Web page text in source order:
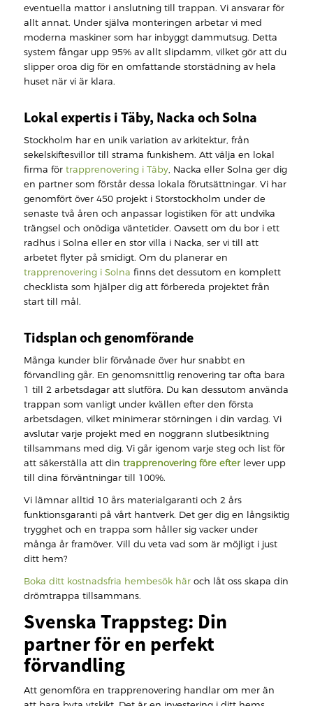
eventuella mattor i anslutning till trappan. Vi ansvarar för
allt annat. Under själva monteringen arbetar vi med
moderna maskiner som har inbyggt dammutsug. Detta
system fångar upp 95% av allt slipdamm, vilket gör att du
slipper oroa dig för en omfattande storstädning av hela
huset när vi är klara.
Lokal expertis i Täby, Nacka och Solna
Stockholm har en unik variation av arkitektur, från
sekelskiftesvillor till strama funkishem. Att välja en lokal
firma för trapprenovering i Täby, Nacka eller Solna ger dig
en partner som förstår dessa lokala förutsättningar. Vi har
genomfört över 450 projekt i Storstockholm under de
senaste två åren och anpassar logistiken för att undvika
trängsel och onödiga väntetider. Oavsett om du bor i ett
radhus i Solna eller en stor villa i Nacka, ser vi till att
arbetet flyter på smidigt. Om du planerar en
trapprenovering i Solna finns det dessutom en komplett
checklista som hjälper dig att förbereda projektet från
start till mål.
Tidsplan och genomförande
Många kunder blir förvånade över hur snabbt en
förvandling går. En genomsnittlig renovering tar ofta bara
1 till 2 arbetsdagar att slutföra. Du kan dessutom använda
trappan som vanligt under kvällen efter den första
arbetsdagen, vilket minimerar störningen i din vardag. Vi
avslutar varje projekt med en noggrann slutbesiktning
tillsammans med dig. Vi går igenom varje steg och list för
att säkerställa att din trapprenovering före efterlever upp
till dina förväntningar till 100%.
Vi lämnar alltid 10 års materialgaranti och 2 års
funktionsgaranti på vårt hantverk. Det ger dig en långsiktig
trygghet och en trappa som håller sig vacker under
många år framöver. Vill du veta vad som är möjligt i just
ditt hem?
Boka ditt kostnadsfria hembesök häroch låt oss skapa din
drömtrappa tillsammans.
Svenska Trappsteg: Din
partner för en perfekt
förvandling
Att genomföra en trapprenovering handlar om mer än